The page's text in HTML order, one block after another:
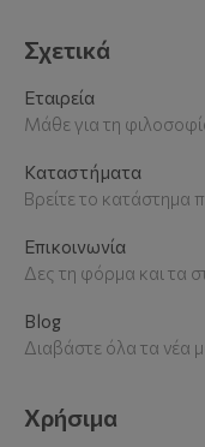
Σχετικά
Εταιρεία
Μάθε για τη
Καταστήματα
Βρείτε το κατάστημα
Επικοινωνία
Δες τη φόρμα και τα
Blog
Διαβάστε όλα τα νέα
Χρήσιμα